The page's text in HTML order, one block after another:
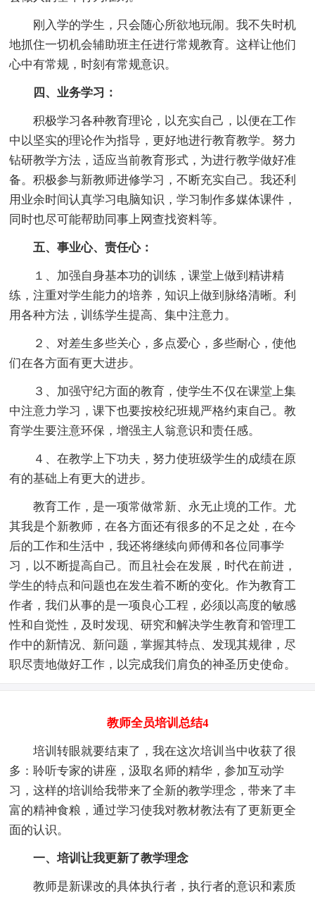
刚入学的学生，只会随心所欲地玩闹。我不失时机
地抓住一切机会辅助班主任进行常规教育。这样让他们
心中有常规，时刻有常规意识。
四、业务学习：
积极学习各种教育理论，以充实自己，以便在工作
中以坚实的理论作为指导，更好地进行教育教学。努力
钻研教学方法，适应当前教育形式，为进行教学做好准
备。积极参与新教师进修学习，不断充实自己。我还利
用业余时间认真学习电脑知识，学习制作多媒体课件，
同时也尽可能帮助同事上网查找资料等。
五、事业心、责任心：
１、加强自身基本功的训练，课堂上做到精讲精
练，注重对学生能力的培养，知识上做到脉络清晰。利
用各种方法，训练学生提高、集中注意力。
２、对差生多些关心，多点爱心，多些耐心，使他
们在各方面有更大进步。
３、加强守纪方面的教育，使学生不仅在课堂上集
中注意力学习，课下也要按校纪班规严格约束自己。教
育学生要注意环保，增强主人翁意识和责任感。
４、在教学上下功夫，努力使班级学生的成绩在原
有的基础上有更大的进步。
教育工作，是一项常做常新、永无止境的工作。尤
其我是个新教师，在各方面还有很多的不足之处，在今
后的工作和生活中，我还将继续向师傅和各位同事学
习，以不断提高自己。而且社会在发展，时代在前进，
学生的特点和问题也在发生着不断的变化。作为教育工
作者，我们从事的是一项良心工程，必须以高度的敏感
性和自觉性，及时发现、研究和解决学生教育和管理工
作中的新情况、新问题，掌握其特点、发现其规律，尽
职尽责地做好工作，以完成我们肩负的神圣历史使命。
教师全员培训总结4
培训转眼就要结束了，我在这次培训当中收获了很
多：聆听专家的讲座，汲取名师的精华，参加互动学
习，这样的培训给我带来了全新的教学理念，带来了丰
富的精神食粮，通过学习使我对教材教法有了更新更全
面的认识。
一、培训让我更新了教学理念
教师是新课改的具体执行者，执行者的意识和素质